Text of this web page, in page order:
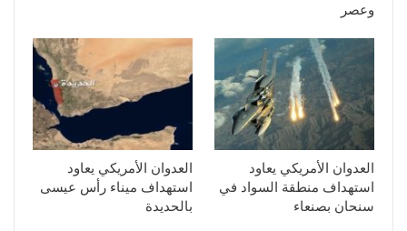
وعصر
العدوان الأمريكي يعاود
استهداف منطقة السواد في
سنحان بصنعاء
العدوان الأمريكي يعاود
استهداف ميناء رأس عيسى
بالحديدة